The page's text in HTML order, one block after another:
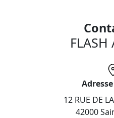
FLASH
12 RUE DE
42000